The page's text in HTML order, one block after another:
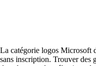
La catégorie logos Microsoft
sans inscription. Trouver des